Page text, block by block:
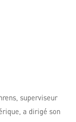
superviseur
a dirigé son